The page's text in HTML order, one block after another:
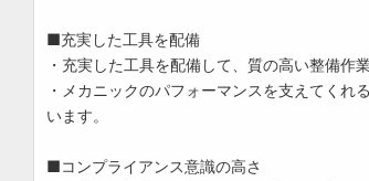
■充実した工具を配備
・充実した工具を配備して、質の高い整備作
・メカニックのパフォーマンスを支えてく
います。
■コンプライアンス意識の高さ